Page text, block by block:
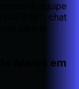
nossa equipe
042 0101, chat
para te
Alares em